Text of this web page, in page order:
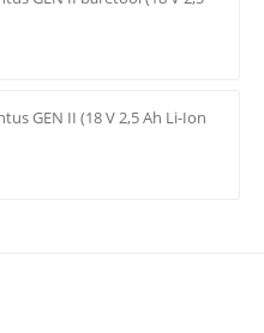
GEN II (18 V 2,5 Ah Li-Ion